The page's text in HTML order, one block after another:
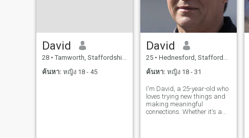
David
28 • Tamworth, Staffordshire, อังกฤษ
ค้นหา: หญิง 18 - 45
David
25 • Hednesford, Staffordshire, อังกฤษ
ค้นหา: หญิง 18 - 31
I'm David, a 25-year-old who
loves trying new things and
making meaningful
connections. Whether it's a